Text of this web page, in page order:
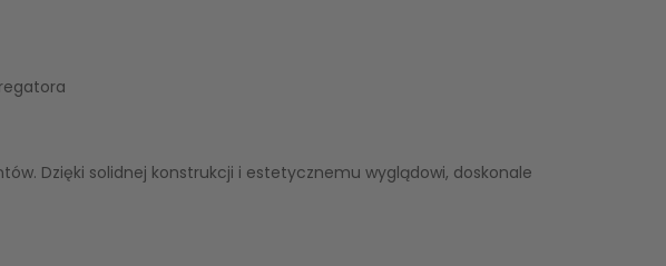
Dzięki solidnej konstrukcji i estetycznemu wyglądowi, doskonale